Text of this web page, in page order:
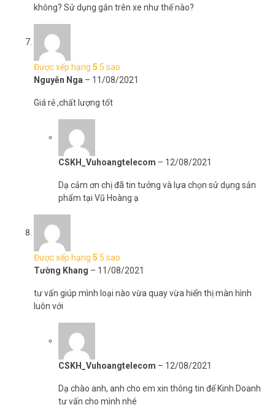
không? Sử dụng gắn trên xe như thế nào?
Được xếp hạng 5 5 sao
Nguyễn Nga – 11/08/2021
Giá rẻ ,chất lượng tốt
CSKH_Vuhoangtelecom – 12/08/2021
Dạ cảm ơn chị đã tin tưởng và lựa chọn sử dụng sản
phẩm tại Vũ Hoàng ạ
Được xếp hạng 5 5 sao
Tường Khang – 11/08/2021
tư vấn giúp mình loại nào vừa quay vừa hiển thị màn hình
luôn với
CSKH_Vuhoangtelecom – 12/08/2021
Dạ chào anh, anh cho em xin thông tin để Kinh Doanh
tư vấn cho mình nhé